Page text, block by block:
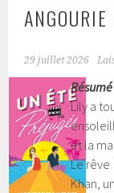
29 juillet 2026
Lily a
et la
Le rêve
Khan,